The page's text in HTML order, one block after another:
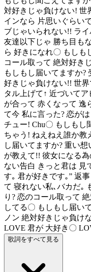
対好きじゃ負けない! 世
インなら 片思いぐらい
ブじゃいられない!! ラ
友達以下じゃ 勝ち目も
ら 好きになれ〇 もしも
コール取って 絶対好き
もしもし届いてますか?
好きじゃ負けない!! 世
タル上げて↑ 近づいて
が合って 赤くなって 逸
て今 私に言った? 恋が
チュー! Chu〇 もしもし
ちゃう! ねえねえ誰か教
し届いてますか? 重い
が教えて!! 彼女になる
ない告白 きっと君は 見
す｡ 君が好きです｡” 返
て 寝れない私､バカだ｡
り? 恋のコール取って
してる〇 もしもし届い
ノン 絶対好きじゃ負け
LOVE 君が 大好き〇
歌詞をすべて見る